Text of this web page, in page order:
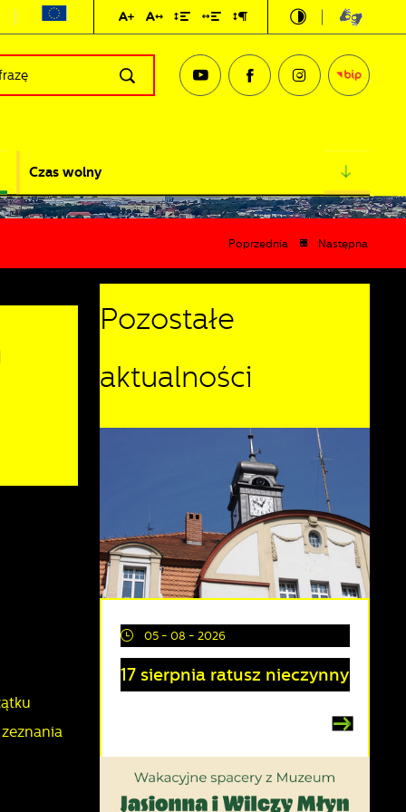
Czas wolny
Poprzednia Następna
Pozostałe
aktualności
05 - 08 - 2026
17 sierpnia ratusz nieczynny